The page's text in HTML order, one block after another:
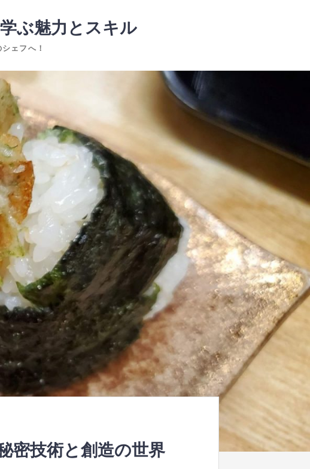
ぶ魅力とスキル
ェフへ！
密技術と創造の世界